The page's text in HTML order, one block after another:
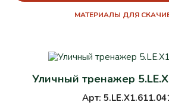
МАТЕРИАЛЫ ДЛЯ
Уличный тренажер
Арт: